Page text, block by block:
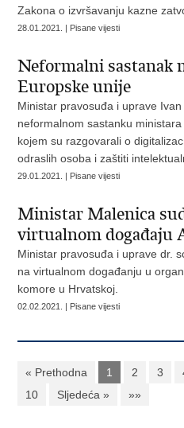
Zakona o izvršavanju kazne
28.01.2021. | Pisane vijesti
Neformalni sastanak
Europske unije
Ministar pravosuđa i uprave
neformalnom sastanku
kojem su razgovarali o
odraslih osoba i zaštiti
29.01.2021. | Pisane vijesti
Ministar Malenica
virtualnom događaju
Ministar pravosuđa i uprave dr.
na virtualnom događanju u
komore u Hrvatskoj.
02.02.2021. | Pisane vijesti
« Prethodna 1 2 3
10
Sljedeća » »»